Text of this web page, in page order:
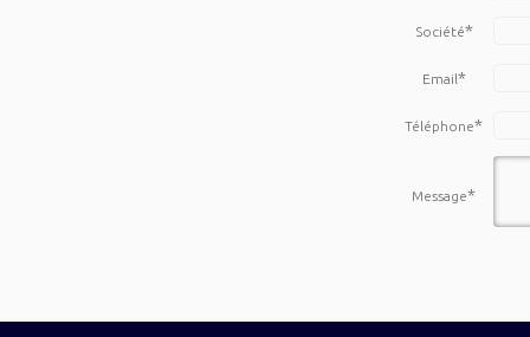
Société*
Email*
Téléphone*
Message*